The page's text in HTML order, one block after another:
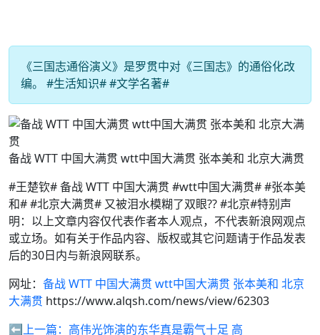
《三国志通俗演义》是罗贯中对《三国志》的通俗化改
编。 #生活知识# #文学名著#
备战 WTT 中国大满贯 wtt中国大满贯 张本美和 北京大满贯
#王楚钦# 备战 WTT 中国大满贯 #wtt中国大满贯# #张本美
和# #北京大满贯# 又被泪水模糊了双眼?? #北京#特别声
明：以上文章内容仅代表作者本人观点，不代表新浪网观点
或立场。如有关于作品内容、版权或其它问题请于作品发表
后的30日内与新浪网联系。
网址： 备战 WTT 中国大满贯 wtt中国大满贯 张本美和 北京
大满贯 https://www.alqsh.com/news/view/62303
⬅️上一篇： 高伟光饰演的东华真是霸气十足 高